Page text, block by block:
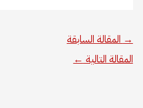
→ المقالة السابقة
المقالة التالية ←